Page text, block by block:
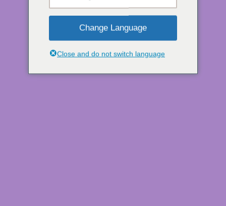
Change Language
Close and do not switch language